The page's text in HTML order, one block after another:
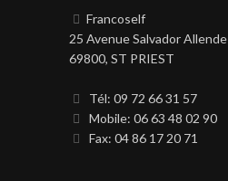
Francoself
25 Avenue Salvador Allende
69800, ST PRIEST
Tél: 09 72 66 31 57
Mobile: 06 63 48 02 90
Fax: 04 86 17 20 71